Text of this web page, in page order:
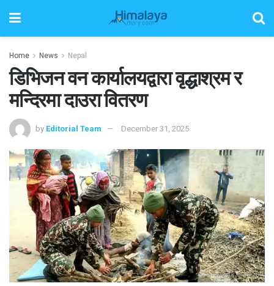
Home News Nepal
डिभिजन वन कार्यालयद्वारा वृद्धाश्रम र
मन्दिरमा दाउरा वितरण
by Editorial Team December 31, 2025